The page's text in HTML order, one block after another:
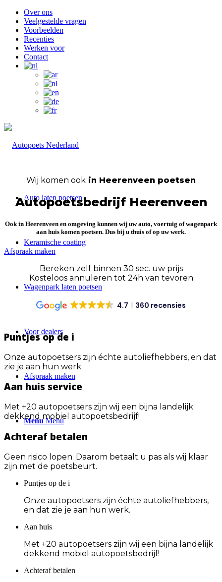
Over ons
Veelgestelde vragen
Voorbeelden
Recenties
Werken voor
Contact
Auto laten poetsen
Keramische coating
Wagenpark laten poetsen
Voor dealers
Afspraak maken
Menu Menu
Wij komen ook in Heerenveen poetsen
Autopoetsbedrijf Heerenveen
Ook in Heerenveen en omgeving kunnen wij uw auto, voertuig of wagenpark
aan huis komen poetsen. Dus bij u thuis of op uw werk.
Afspraak maken
Bereken zelf binnen 30 sec. uw prijs
Kosteloos annuleren tot 24h van tevoren
4.7 360 recensies
Puntjes op de i
Onze autopoetsers zijn échte autoliefhebbers, en dat
zie je aan hun werk.
Aan huis service
Met +20 autopoetsers zijn wij een bijna landelijk
dekkend mobiel autopoetsbedrijf!
Achteraf betalen
Geen risico lopen. Daarom betaalt u pas als wij klaar
zijn met de poetsbeurt.
Puntjes op de i
Onze autopoetsers zijn échte autoliefhebbers,
en dat zie je aan hun werk.
Aan huis
Met +20 autopoetsers zijn wij een bijna landelijk
dekkend mobiel autopoetsbedrijf!
Achteraf betalen